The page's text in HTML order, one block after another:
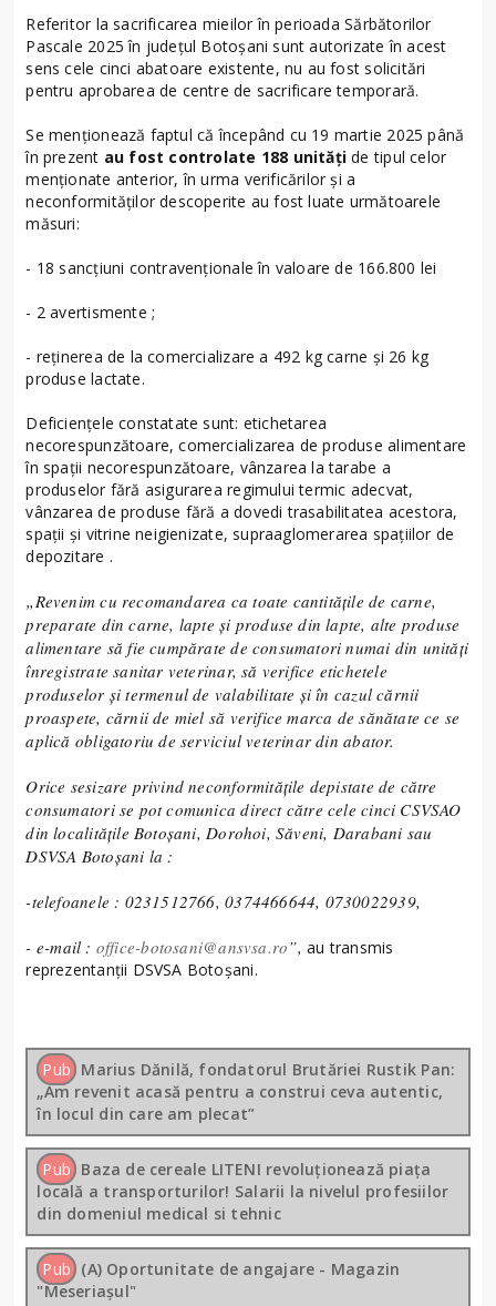
Referitor la sacrificarea mieilor în perioada Sărbătorilor
Pascale 2025 în județul Botoșani sunt autorizate în acest
sens cele cinci abatoare existente, nu au fost solicitări
pentru aprobarea de centre de sacrificare temporară.
Se menționează faptul că începând cu 19 martie 2025 până
în prezent au fost controlate 188 unități de tipul celor
menționate anterior, în urma verificărilor și a
neconformităților descoperite au fost luate următoarele
măsuri:
- 18 sancțiuni contravenționale în valoare de 166.800 lei
- 2 avertismente ;
- reținerea de la comercializare a 492 kg carne și 26 kg
produse lactate.
Deficiențele constatate sunt: etichetarea
necorespunzătoare, comercializarea de produse alimentare
în spații necorespunzătoare, vânzarea la tarabe a
produselor fără asigurarea regimului termic adecvat,
vânzarea de produse fără a dovedi trasabilitatea acestora,
spații și vitrine neigienizate, supraaglomerarea spațiilor de
depozitare .
„Revenim cu recomandarea ca toate cantitățile de carne,
preparate din carne, lapte și produse din lapte, alte produse
alimentare să fie cumpărate de consumatori numai din unități
înregistrate sanitar veterinar, să verifice etichetele
produselor și termenul de valabilitate și în cazul cărnii
proaspete, cărnii de miel să verifice marca de sănătate ce se
aplică obligatoriu de serviciul veterinar din abator.
Orice sesizare privind neconformitățile depistate de către
consumatori se pot comunica direct către cele cinci CSVSAO
din localitățile Botoșani, Dorohoi, Săveni, Darabani sau
DSVSA Botoșani la :
-telefoanele : 0231512766, 0374466644, 0730022939,
- e-mail : office-botosani@ansvsa.ro”,au transmis
reprezentanții DSVSA Botoșani.
Pub Marius Dănilă, fondatorul Brutăriei Rustik Pan:
„Am revenit acasă pentru a construi ceva autentic,
în locul din care am plecat”
Pub Baza de cereale LITENI revoluționează piața
locală a transporturilor! Salarii la nivelul profesiilor
din domeniul medical si tehnic
Pub (A) Oportunitate de angajare - Magazin
"Meseriașul"